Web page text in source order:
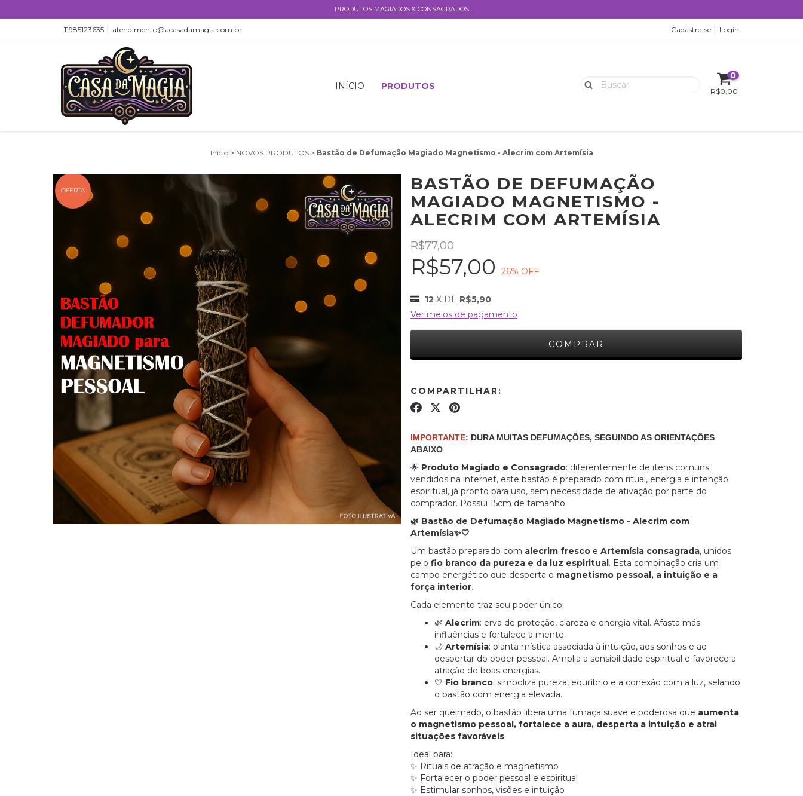
PRODUTOS MAGIADOS & CONSAGRADOS
11985123635 atendimento@acasadamagia.com.br Cadastre-se Login
INÍCIO PRODUTOS
0
R$0,00
Início > NOVOS PRODUTOS > Bastão de Defumação Magiado Magnetismo - Alecrim com Artemísia
OFERTA
BASTÃO DE DEFUMAÇÃO
MAGIADO MAGNETISMO -
ALECRIM COM ARTEMÍSIA
R$77,00
R$57,00 26% OFF
12 X DE R$5,90
Ver meios de pagamento
COMPARTILHAR:
IMPORTANTE: DURA MUITAS DEFUMAÇÕES, SEGUINDO AS ORIENTAÇÕES
ABAIXO
🌟 Produto Magiado e Consagrado: diferentemente de itens comuns
vendidos na internet, este bastão é preparado com ritual, energia e intenção
espiritual, já pronto para uso, sem necessidade de ativação por parte do
comprador. Possui 15cm de tamanho
🌿 Bastão de Defumação Magiado Magnetismo - Alecrim com
Artemísia✨🤍
Um bastão preparado com alecrim fresco e Artemísia consagrada, unidos
pelo fio branco da pureza e da luz espiritual. Esta combinação cria um
campo energético que desperta o magnetismo pessoal, a intuição e a
força interior.
Cada elemento traz seu poder único:
🌿 Alecrim: erva de proteção, clareza e energia vital. Afasta más
influências e fortalece a mente.
🌙 Artemísia: planta mística associada à intuição, aos sonhos e ao
despertar do poder pessoal. Amplia a sensibilidade espiritual e favorece a
atração de boas energias.
🤍 Fio branco: simboliza pureza, equilíbrio e a conexão com a luz, selando
o bastão com energia elevada.
Ao ser queimado, o bastão libera uma fumaça suave e poderosa que aumenta
o magnetismo pessoal, fortalece a aura, desperta a intuição e atrai
situações favoráveis.
Ideal para:
✨ Rituais de atração e magnetismo
✨ Fortalecer o poder pessoal e espiritual
✨ Estimular sonhos, visões e intuição